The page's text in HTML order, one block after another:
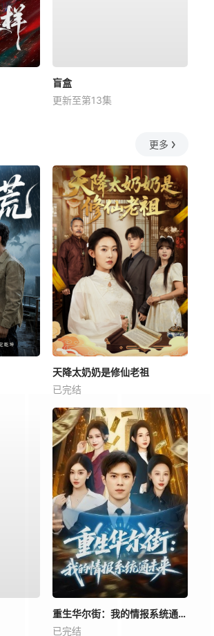
盲盒
更新至第13集
更多
天降太奶奶是修仙老祖
已完结
重生华尔街：我的情报系统通未来
已完结